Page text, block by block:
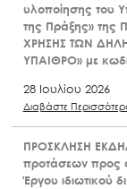
υλοποίησης του
της Πράξης»
ΧΡΗΣΗΣ ΤΩΝ
ΥΠΑΙΘΡΟ» με
28 Ιουλίου 2026
Διαβάστε
ΠΡΟΣΚΛΗΣΗ
προτάσεων προς
Έργου ιδιωτικού